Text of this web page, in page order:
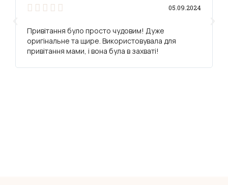
     05.09.2024
Привітання було просто чудовим! Дуже
оригінальне та щире. Використовувала для
привітання мами, і вона була в захваті!